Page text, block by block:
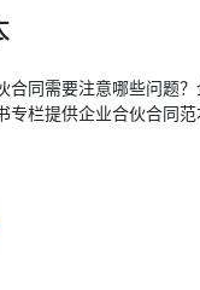
合同需要注意哪些问题
专栏提供企业合伙合同